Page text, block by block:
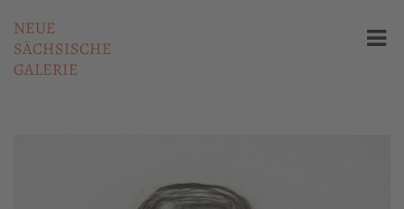
NEUE
SÄCHSISCHE
GALERIE